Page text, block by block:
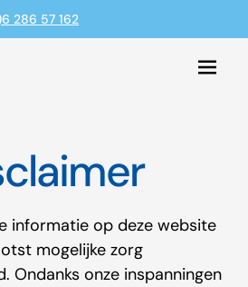
286 57 162
informatie op deze website
mogelijke zorg
Ondanks onze inspanningen